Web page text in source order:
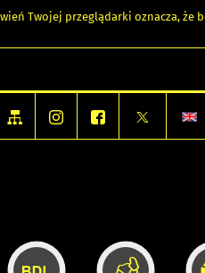
Twojej przeglądarki oznacza, że